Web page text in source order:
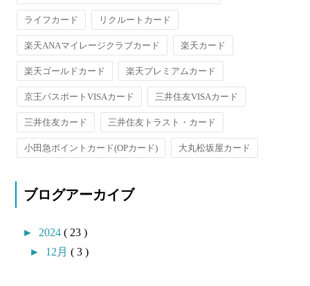
ライフカード リクルートカード
楽天ANAマイレージクラブカード 楽天カード
楽天ゴールドカード 楽天プレミアムカード
京王パスポートVISAカード 三井住友VISAカード
三井住友カード 三井住友トラスト・カード
小田急ポイントカード(OPカード) 大丸松坂屋カード
ブログアーカイブ
► 2024( 23 )
► 12月( 3 )